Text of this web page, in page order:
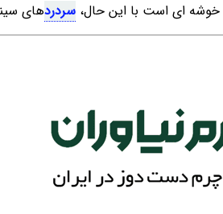
خوشه ای است با این حال، سردردهای